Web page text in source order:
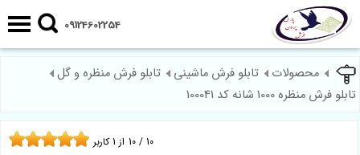
09124602254
محصولات تابلو فرش ماشینی
تابلو فرش منظره و گل
تابلو فرش منظره 1000 شانه کد 100041
10 / 10 از 1کاربر